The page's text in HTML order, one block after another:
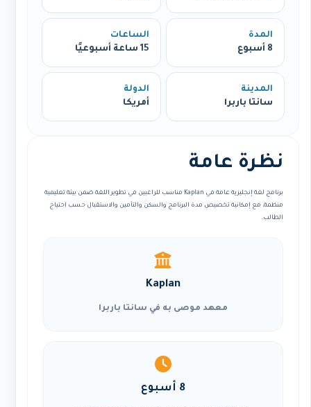
المدة
8 أسبوع
الساعات
15 ساعة أسبوعيًا
المدينة
سانتا باربرا
الدولة
أمريكا
نظرة عامة
برنامج لغة إنجليزية عامة في Kaplan مناسب للراغبين في تطوير اللغة ضمن بيئة تعليمية
منظمة، مع إمكانية تخصيص مدة البرنامج والسكن والتأمين والاستقبال حسب احتياج
الطالب.
Kaplan
معهد موصى به في سانتا باربرا
8 أسبوع